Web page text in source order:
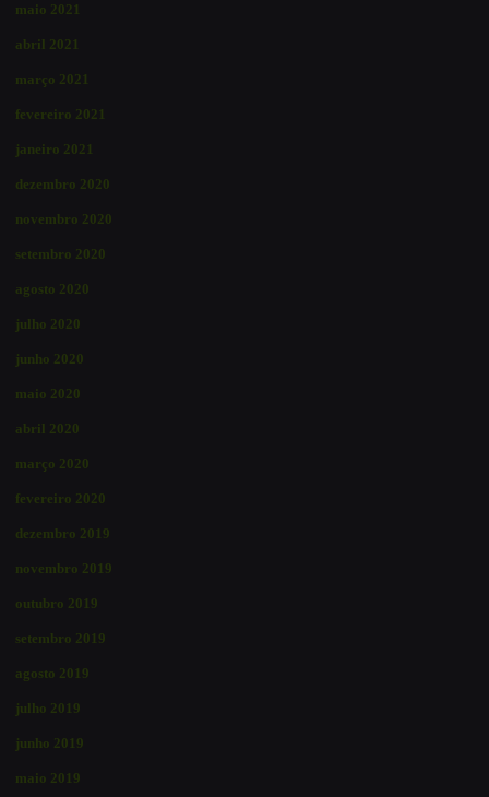
maio 2021
abril 2021
março 2021
fevereiro 2021
janeiro 2021
dezembro 2020
novembro 2020
setembro 2020
agosto 2020
julho 2020
junho 2020
maio 2020
abril 2020
março 2020
fevereiro 2020
dezembro 2019
novembro 2019
outubro 2019
setembro 2019
agosto 2019
julho 2019
junho 2019
maio 2019